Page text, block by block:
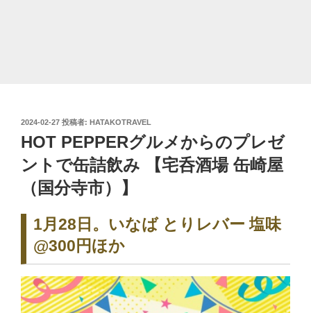
投
日:
2024-02-27 投稿者: HATAKOTRAVEL
HOT PEPPERグルメからのプレゼ
ントで缶詰飲み 【宅呑酒場 缶崎屋
（国分寺市）】
1月28日。いなば とりレバー 塩味
@300円ほか